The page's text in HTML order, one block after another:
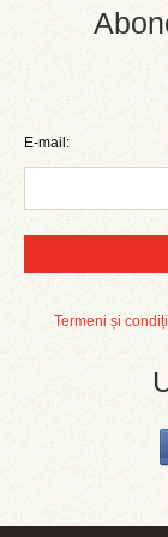
E-mail:
Termeni și